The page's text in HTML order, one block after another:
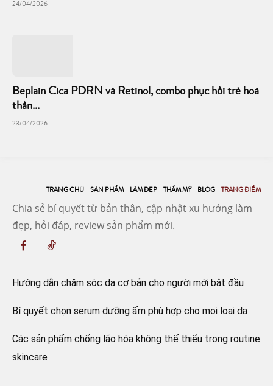
24/04/2026
Beplain Cica PDRN và Retinol, combo phục hồi trẻ hoá
thần...
23/04/2026
TRANG CHỦ SẢN PHẨM LÀM ĐẸP THẨM MỸ BLOG TRANG ĐIỂM
Chia sẻ bí quyết từ bản thân, cập nhật xu hướng làm
đẹp, hỏi đáp, review sản phẩm mới.
Hướng dẫn chăm sóc da cơ bản cho người mới bắt đầu
Bí quyết chọn serum dưỡng ẩm phù hợp cho mọi loại da
Các sản phẩm chống lão hóa không thể thiếu trong routine
skincare